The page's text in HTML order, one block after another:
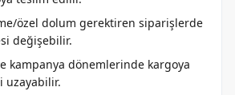
özel dolum gerektiren siparişlerde
değişebilir.
kampanya dönemlerinde kargoya
uzayabilir.